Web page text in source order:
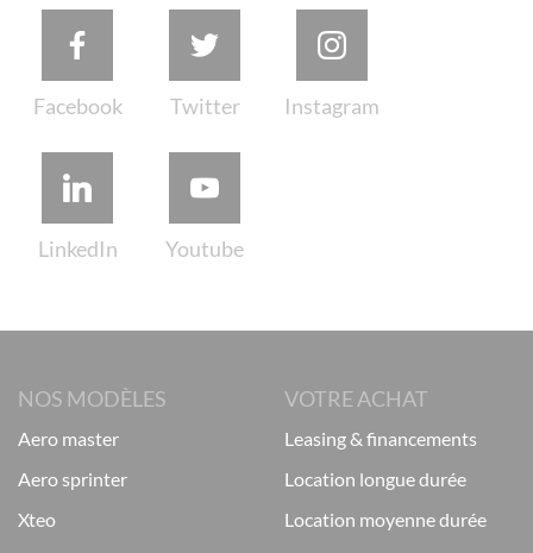
NOS MODÈLES
aero master
aero sprinter
xteo
VOTRE ACHAT
leasing & financements
location longue durée
location moyenne durée